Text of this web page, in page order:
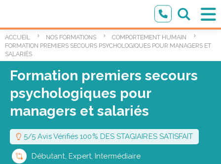
ACCUEIL NOS FORMATIONS
COMPORTEMENT HUMAIN
FORMATION PREMIERS SECOURS PSYCHOLOGIQUES POUR MANAGERS ET
SALARIÉS
Formation premiers secours
psychologiques pour
managers et salariés
5/5 Avis Vérifiés 100% DES STAGIAIRES SATISFAIT
Débutant, Expert, Intermédiaire